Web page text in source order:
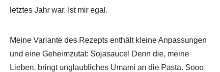
letztes Jahr war. Ist mir egal.
Meine Variante des Rezepts enthält kleine Anpassungen
und eine Geheimzutat: Sojasauce! Denn die, meine
Lieben, bringt unglaubliches Umami an die Pasta. Sooo